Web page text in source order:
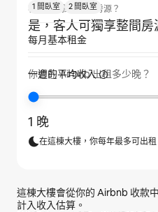
客人是否獨享整間房源？
是，客人可獨享整間房
你會在 Airbnb 出租多少晚？
1 晚
在這棟大樓，你每年最多可出
這棟大樓會從你的 Airbnb 收款
計入收入估算。
1 間臥室 2 間臥室
每月基本租金
一週的平均收入